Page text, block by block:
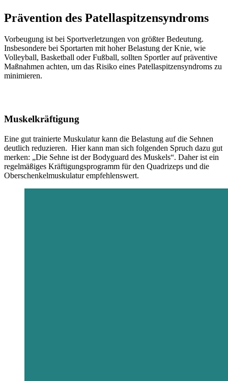
Prävention des Patellaspitzensyndroms
Vorbeugung ist bei Sportverletzungen von größter Bedeutung.
Insbesondere bei Sportarten mit hoher Belastung der Knie, wie
Volleyball, Basketball oder Fußball, sollten Sportler auf präventive
Maßnahmen achten, um das Risiko eines Patellaspitzensyndroms zu
minimieren.
Muskelkräftigung
Eine gut trainierte Muskulatur kann die Belastung auf die Sehnen
deutlich reduzieren. Hier kann man sich folgenden Spruch dazu gut
merken: „Die Sehne ist der Bodyguard des Muskels“. Daher ist ein
regelmäßiges Kräftigungsprogramm für den Quadrizeps und die
Oberschenkelmuskulatur empfehlenswert.